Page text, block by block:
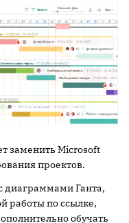
заменить Microsoft
проектов.
диаграммами Ганта,
работы по ссылке,
обучать